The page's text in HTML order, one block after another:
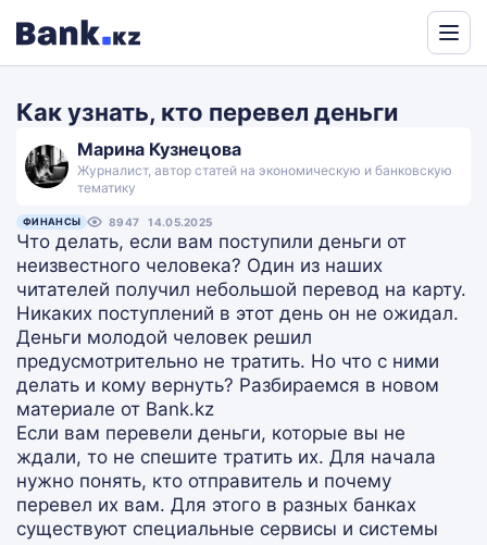
Translate
Как узнать, кто перевел деньги
Марина Кузнецова
Журналист, автор статей на экономическую и банковскую
тематику
ФИНАНСЫ 8947 14.05.2025
Что делать, если вам поступили деньги от
неизвестного человека? Один из наших
читателей получил небольшой перевод на карту.
Никаких поступлений в этот день он не ожидал.
Деньги молодой человек решил
предусмотрительно не тратить. Но что с ними
делать и кому вернуть? Разбираемся в новом
материале от Bank.kz
Если вам перевели деньги, которые вы не
ждали, то не спешите тратить их. Для начала
нужно понять, кто отправитель и почему
перевел их вам. Для этого в разных банках
существуют специальные сервисы и системы